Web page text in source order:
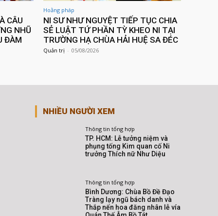
CÂU
NHŨ
ĐÀM
Hoằng pháp
NI SƯ NHƯ NGUYỆT TIẾP TỤC CHIA
SẺ LUẬT TỨ PHẦN TỲ KHEO NI TẠI
TRƯỜNG HẠ CHÙA HẢI HUỆ SA ĐÉC
Quản trị - 05/08/2026
NHIỀU NGƯỜI XEM
Thông tin tổng hợp
TP. HCM: Lễ tưởng niệm và
phụng tống Kim quan cố Ni
trưởng Thích nữ Như Diệu
Thông tin tổng hợp
Bình Dương: Chùa Bồ Đề Đạo
Tràng lạy ngũ bách danh và
Thắp nến hoa đăng nhân lễ vía